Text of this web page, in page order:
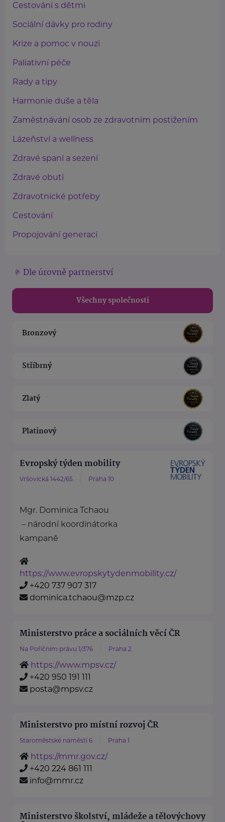
Cestování s dětmi
Sociální dávky pro rodiny
Krize a pomoc v nouzi
Paliativní péče
Rady a tipy
Harmonie duše a těla
Zaměstnávání osob ze zdravotním postižením
Lázeňství a wellness
Zdravé spaní a sezení
Zdravé obutí
Zdravotnické potřeby
Cestování
Propojování generací
Dle úrovně partnerství
Všechny společnosti
Bronzový
Stříbrný
Zlatý
Platinový
Evropský týden mobility
Vršovická 1442/65 Praha 10
Mgr. Dominica Tchaou
– národní koordinátorka
kampaně
https://www.evropskytydenmobility.cz/
+420 737 907 317
dominica.tchaou@mzp.cz
Ministerstvo práce a sociálních věcí ČR
Na Poříčním právu 1/376 Praha 2
https://www.mpsv.cz/
+420 950 191 111
posta@mpsv.cz
Ministerstvo pro místní rozvoj ČR
Staroměstské náměstí 6 Praha 1
https://mmr.gov.cz/
+420 224 861 111
info@mmr.cz
Ministerstvo školství, mládeže a tělovýchovy